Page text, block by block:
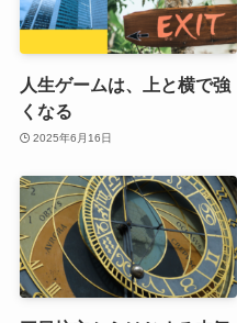
人生ゲームは、上と横で強
くなる
2025年6月16日